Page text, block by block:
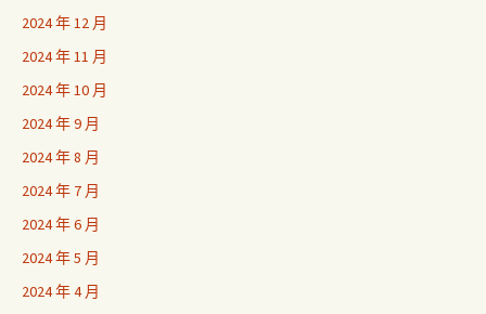
2024 年 12 月
2024 年 11 月
2024 年 10 月
2024 年 9 月
2024 年 8 月
2024 年 7 月
2024 年 6 月
2024 年 5 月
2024 年 4 月